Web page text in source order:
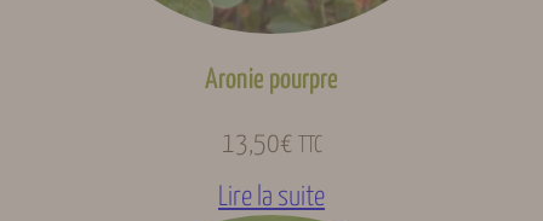
Aronie pourpre
13,50€ TTC
Lire la suite